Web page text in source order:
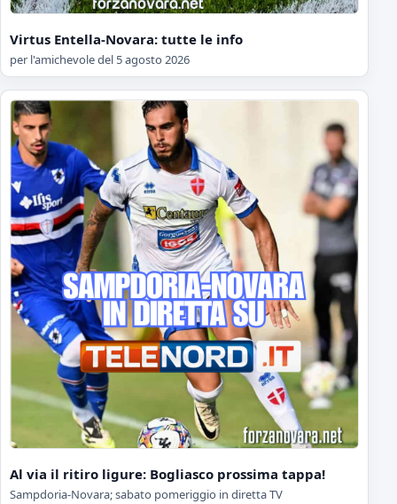
Virtus Entella-Novara: tutte le info
per l'amichevole del 5 agosto 2026
Al via il ritiro ligure: Bogliasco prossima tappa!
Sampdoria-Novara; sabato pomeriggio in diretta TV